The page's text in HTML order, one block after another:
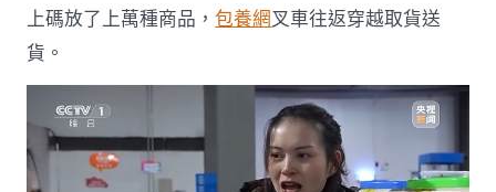
上碼放了上萬種商品，包養網叉車往返穿越取貨送
貨。